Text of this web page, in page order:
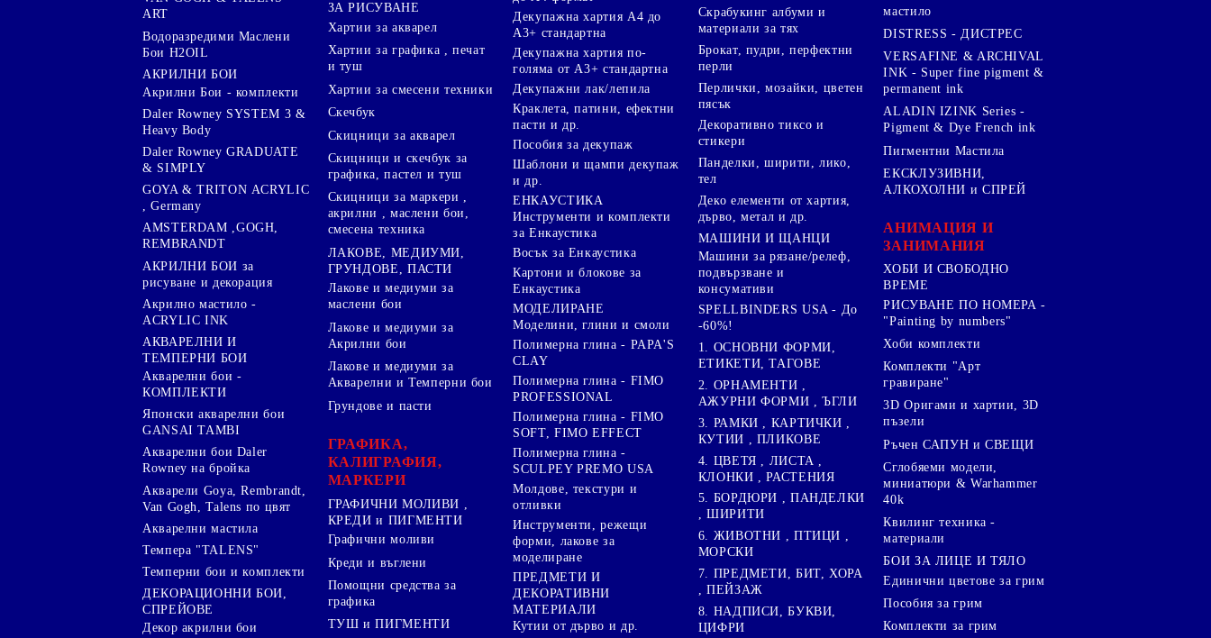
ART
Водоразредими Маслени
Бои H2OIL
АКРИЛНИ БОИ
Акрилни Бои - комплекти
Daler Rowney SYSTEM 3 &
Heavy Body
Daler Rowney GRADUATE
& SIMPLY
GOYA & TRITON АCRYLIC
, Germany
AMSTERDAM ,GOGH,
REMBRANDT
АКРИЛНИ БОИ за
рисуване и декорация
Акрилно мастило -
ACRYLIC INK
АКВАРЕЛНИ И
ТЕМПЕРНИ БОИ
Акварелни бои -
КОМПЛЕКТИ
Японски акварелни бои
GANSAI TAMBI
Акварелни бои Daler
Rowney на бройка
Акварели Goya, Rembrandt,
Van Gogh, Talens по цвят
Акварелни мастила
Темпера "TALENS"
Темперни бои и комплекти
ДЕКОРАЦИОННИ БОИ,
СПРЕЙОВЕ
Декор акрилни бои
ЗА РИСУВАНЕ
Хартии за акварел
Хартии за графика , печат
и туш
Хартии за смесени техники
Скечбук
Скицници за акварел
Скицници и скечбук за
графика, пастел и туш
Скицници за маркери ,
акрилни , маслени бои,
смесена техника
ЛАКОВЕ, МЕДИУМИ,
ГРУНДОВЕ, ПАСТИ
Лакове и медиуми за
маслени бои
Лакове и медиуми за
Акрилни бои
Лакове и медиуми за
Акварелни и Темперни бои
Грундове и пасти
ГРАФИКА,
КАЛИГРАФИЯ,
МАРКЕРИ
ГРАФИЧНИ МОЛИВИ ,
КРЕДИ и ПИГМЕНТИ
Графични моливи
Креди и въглени
Помощни средства за
графика
ТУШ и ПИГМЕНТИ
Декупажна хартия А4 до
А3+ стандартна
Декупажна хартия по-
голяма от А3+ стандартна
Декупажни лак/лепила
Краклета, патини, ефектни
пасти и др.
Пособия за декупаж
Шаблони и щампи декупаж
и др.
ЕНКАУСТИКА
Инструменти и комплекти
за Енкаустика
Восък за Енкаустика
Картони и блокове за
Енкаустика
МОДЕЛИРАНЕ
Моделини, глини и смоли
Полимерна глина - PAPA'S
CLAY
Полимерна глина - FIMO
PROFESSIONAL
Полимерна глина - FIMO
SOFT, FIMO EFFECT
Полимерна глина -
SCULPEY PREMO USA
Молдове, текстури и
отливки
Инструменти, режещи
форми, лакове за
моделиране
ПРЕДМЕТИ И
ДЕКОРАТИВНИ
МАТЕРИАЛИ
Кутии от дърво и др.
Скрабукинг албуми и
материали за тях
Брокат, пудри, перфектни
перли
Перлички, мозайки, цветен
пясък
Декоративно тиксо и
стикери
Панделки, ширити, лико,
тел
Деко елементи от хартия,
дърво, метал и др.
МАШИНИ И ЩАНЦИ
Машини за рязане/релеф,
подвързване и
консумативи
SPELLBINDERS USA - До
-60%!
1. ОСНОВНИ ФОРМИ,
ЕТИКЕТИ, ТАГОВЕ
2. ОРНАМЕНТИ ,
АЖУРНИ ФОРМИ , ЪГЛИ
3. РАМКИ , КАРТИЧКИ ,
КУТИИ , ПЛИКОВЕ
4. ЦВЕТЯ , ЛИСТА ,
КЛОНКИ , РАСТЕНИЯ
5. БОРДЮРИ , ПАНДЕЛКИ
, ШИРИТИ
6. ЖИВОТНИ , ПТИЦИ ,
МОРСКИ
7. ПРЕДМЕТИ, БИТ, ХОРА
, ПЕЙЗАЖ
8. НАДПИСИ, БУКВИ,
ЦИФРИ
мастило
DISTRESS - ДИСТРЕС
VERSAFINE & ARCHIVAL
INK - Super fine pigment &
permanent ink
ALADIN IZINK Series -
Pigment & Dye French ink
Пигментни Мастила
ЕКСКЛУЗИВНИ,
АЛКОХОЛНИ и СПРЕЙ
АНИМАЦИЯ И
ЗАНИМАНИЯ
ХОБИ И СВОБОДНО
ВРЕМЕ
РИСУВАНЕ ПО НОМЕРА -
"Painting by numbers"
Хоби комплекти
Комплекти "Арт
гравиране"
3D Оригами и хартии, 3D
пъзели
Ръчен САПУН и СВЕЩИ
Сглобяеми модели,
миниатюри & Warhammer
40k
Квилинг техника -
материали
БОИ ЗА ЛИЦЕ И ТЯЛО
Единични цветове за грим
Пособия за грим
Комплекти за грим